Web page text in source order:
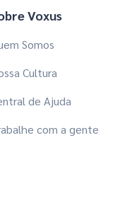
Voxus
Somos
Cultura
de Ajuda
com a gente